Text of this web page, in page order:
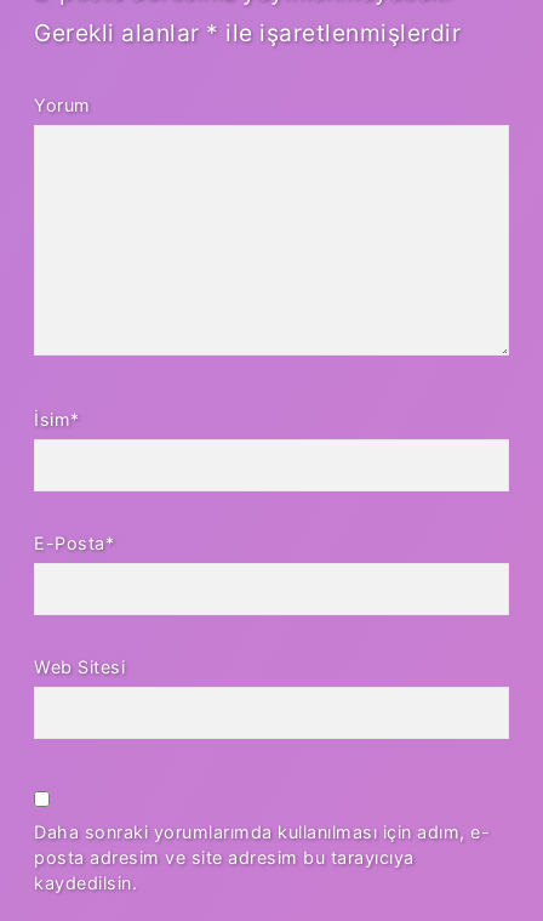
Gerekli alanlar * ile işaretlenmişlerdir
Yorum
İsim*
E-Posta*
Web Sitesi
Daha sonraki yorumlarımda kullanılması için adım, e-
posta adresim ve site adresim bu tarayıcıya
kaydedilsin.